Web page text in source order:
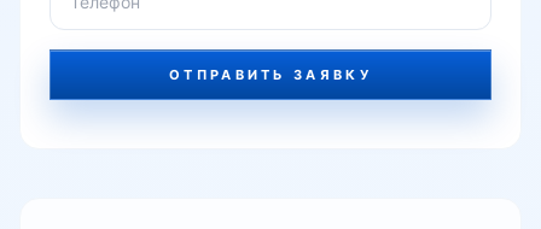
ОТПРАВИТЬ ЗАЯВКУ